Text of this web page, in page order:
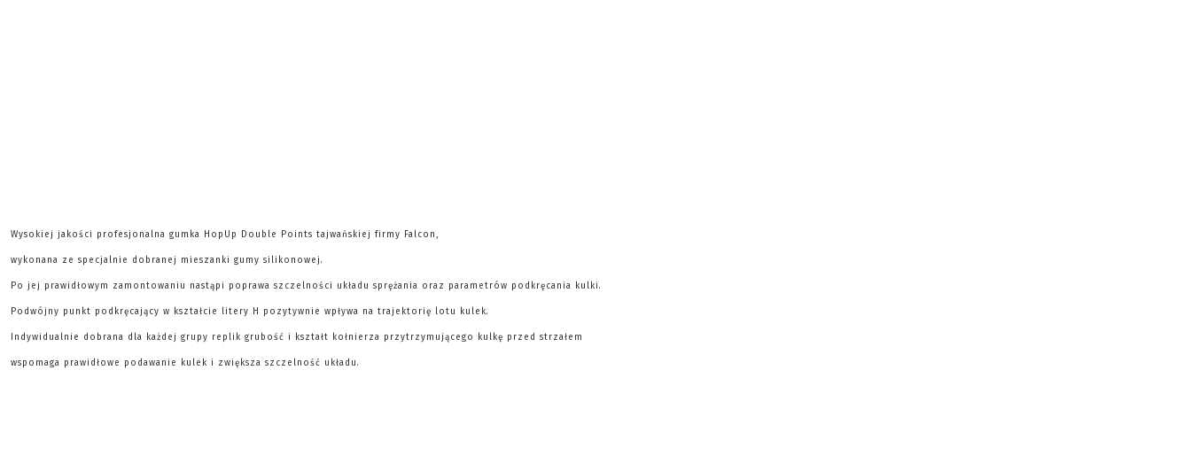
Wysokiej jakości profesjonalna gumka HopUp Double Points tajwańskiej firmy Falcon,
wykonana ze specjalnie dobranej mieszanki gumy silikonowej.
Po jej prawidłowym zamontowaniu nastąpi poprawa szczelności układu sprężania oraz parametrów podkręcania kulki.
Podwójny punkt podkręcający w kształcie litery H pozytywnie wpływa na trajektorię lotu kulek.
Indywidualnie dobrana dla każdej grupy replik grubość i kształt kołnierza przytrzymującego kulkę przed strzałem
wspomaga prawidłowe podawanie kulek i zwiększa szczelność układu.